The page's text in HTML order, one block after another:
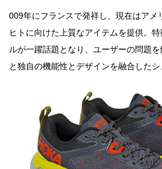
009年にフランスで発祥し、現在はアメ
ヒトに向けた上質なアイテムを提供。
ルが一躍話題となり、ユーザーの問題
と独自の機能性とデザインを融合したシ